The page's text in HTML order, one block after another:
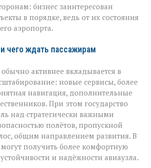
бизнес заинтересован
в порядке, ведь от их состояния
аэропорта.
чего ждать пассажирам
активнее вкладывается в
новые сервисы, более
навигация, дополнительные
При этом государство
над стратегически важными
полётов, пропускной
общим направлением развития. В
получить более комфортную
и надёжности авиаузла.